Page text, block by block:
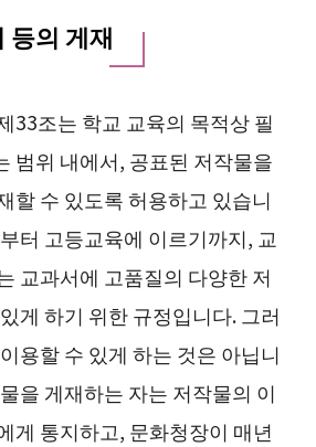
등의 게재
33조는 학교 교육의 목적상 필
범위 내에서, 공표된 저작물을
할 수 있도록 허용하고 있습니
터 고등교육에 이르기까지, 교
교과서에 고품질의 다양한 저
게 하기 위한 규정입니다. 그러
용할 수 있게 하는 것은 아닙니
을 게재하는 자는 저작물의 이
게 통지하고, 문화청장이 매년